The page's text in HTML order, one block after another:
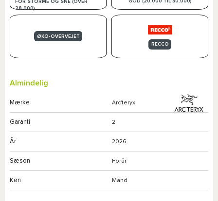
FOR STORME OG SNE (OVER
28.000)
GOD (20.000 TIL 30.000)
ØKO-OVERVEJET
RECCO
Almindelig
Mærke Arc'teryx
Garanti 2
År 2026
Sæson Forår
Køn Mand